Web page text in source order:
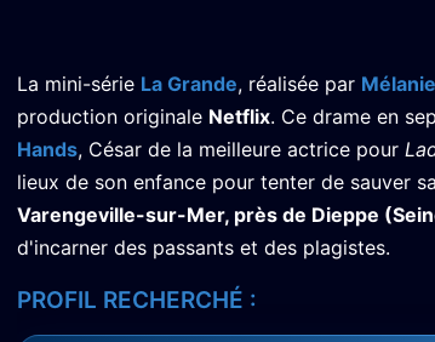
La mini-série La Grande, réalisée par
production originale Netflix. Ce drame en
Hands, César de la meilleure actrice pour
lieux de son enfance pour tenter de sauver
Varengeville-sur-Mer, près de Dieppe
d'incarner des passants et des plagistes.
PROFIL RECHERCHÉ :